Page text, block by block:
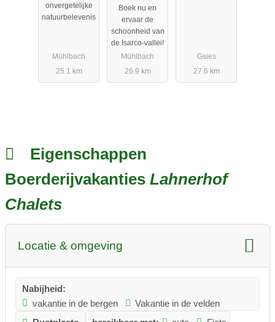
onvergetelijke
natuurbelevenis
Mühlbach
25.1 km
Boek nu en
ervaar de
schoonheid van
de Isarco-vallei!
Mühlbach
26.9 km
Gsies
27.6 km
Eigenschappen
Boerderijvakanties Lahnerhof
Chalets
Locatie & omgeving
Nabijheid:
vakantie in de bergen
Vakantie in de velden